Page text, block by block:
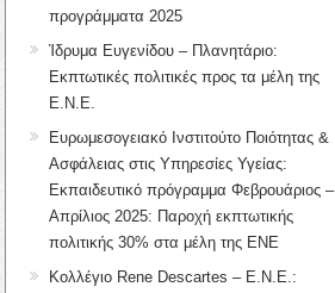
προγράμματα 2025
Ίδρυμα Ευγενίδου – Πλανητάριο:
Εκπτωτικές πολιτικές προς τα μέλη της
Ε.Ν.Ε.
Ευρωμεσογειακό Ινστιτούτο Ποιότητας &
Ασφάλειας στις Υπηρεσίες Υγείας:
Εκπαιδευτικό πρόγραμμα Φεβρουάριος –
Απρίλιος 2025: Παροχή εκπτωτικής
πολιτικής 30% στα μέλη της ΕΝΕ
Κολλέγιο Rene Descartes – Ε.Ν.Ε.: